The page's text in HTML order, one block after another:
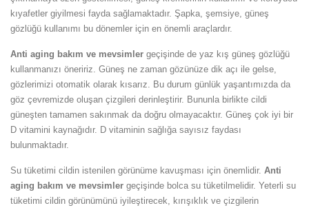
kıyafetler giyilmesi fayda sağlamaktadır. Şapka, şemsiye, güneş
gözlüğü kullanımı bu dönemler için en önemli araçlardır.
Anti aging bakım ve mevsimler geçişinde de yaz kış güneş gözlüğü
kullanmanızı öneririz. Güneş ne zaman gözünüze dik açı ile gelse,
gözlerimizi otomatik olarak kısarız. Bu durum günlük yaşantımızda da
göz çevremizde oluşan çizgileri derinleştirir. Bununla birlikte cildi
güneşten tamamen sakınmak da doğru olmayacaktır. Güneş çok iyi bir
D vitamini kaynağıdır. D vitaminin sağlığa sayısız faydası
bulunmaktadır.
Su tüketimi cildin istenilen görünüme kavuşması için önemlidir. Anti
aging bakım ve mevsimler geçişinde bolca su tüketilmelidir. Yeterli su
tüketimi cildin görünümünü iyileştirecek, kırışıklık ve çizgilerin